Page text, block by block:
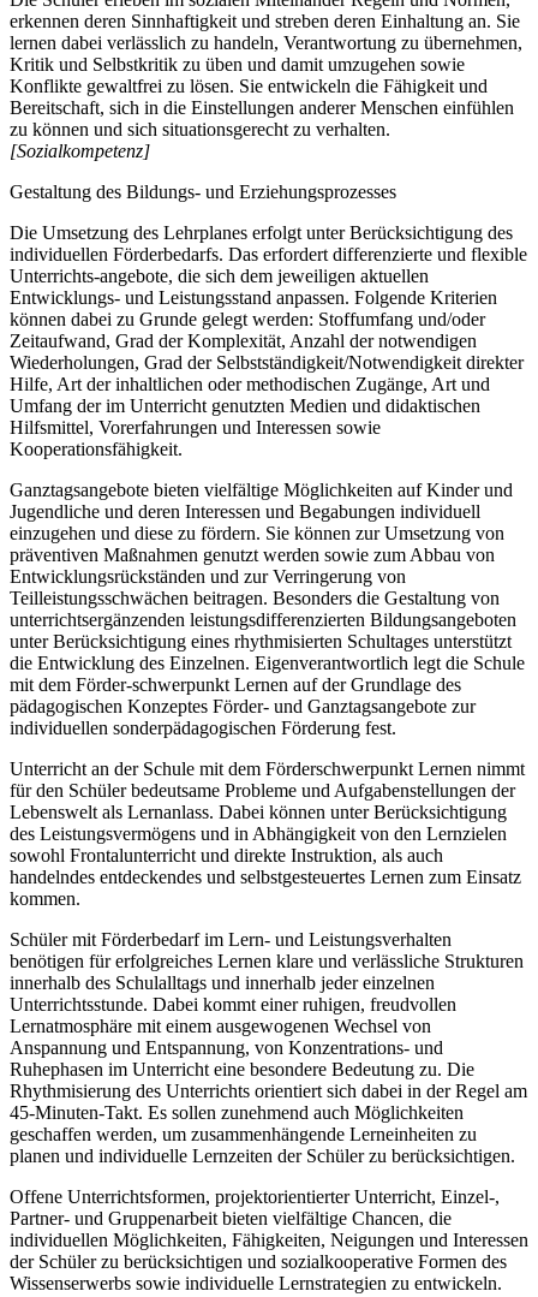
erkennen deren Sinnhaftigkeit und streben deren Einhaltung an. Sie
lernen dabei verlässlich zu handeln, Verantwortung zu übernehmen,
Kritik und Selbstkritik zu üben und damit umzugehen sowie
Konflikte gewaltfrei zu lösen. Sie entwickeln die Fähigkeit und
Bereitschaft, sich in die Einstellungen anderer Menschen einfühlen
zu können und sich situationsgerecht zu verhalten.
[Sozialkompetenz]
Gestaltung des Bildungs- und Erziehungsprozesses
Die Umsetzung des Lehrplanes erfolgt unter Berücksichtigung des
individuellen Förderbedarfs. Das erfordert differenzierte und flexible
Unterrichts-angebote, die sich dem jeweiligen aktuellen
Entwicklungs- und Leistungsstand anpassen. Folgende Kriterien
können dabei zu Grunde gelegt werden: Stoffumfang und/oder
Zeitaufwand, Grad der Komplexität, Anzahl der notwendigen
Wiederholungen, Grad der Selbstständigkeit/Notwendigkeit direkter
Hilfe, Art der inhaltlichen oder methodischen Zugänge, Art und
Umfang der im Unterricht genutzten Medien und didaktischen
Hilfsmittel, Vorerfahrungen und Interessen sowie
Kooperationsfähigkeit.
Ganztagsangebote bieten vielfältige Möglichkeiten auf Kinder und
Jugendliche und deren Interessen und Begabungen individuell
einzugehen und diese zu fördern. Sie können zur Umsetzung von
präventiven Maßnahmen genutzt werden sowie zum Abbau von
Entwicklungsrückständen und zur Verringerung von
Teilleistungsschwächen beitragen. Besonders die Gestaltung von
unterrichtsergänzenden leistungsdifferenzierten Bildungsangeboten
unter Berücksichtigung eines rhythmisierten Schultages unterstützt
die Entwicklung des Einzelnen. Eigenverantwortlich legt die Schule
mit dem Förder-schwerpunkt Lernen auf der Grundlage des
pädagogischen Konzeptes Förder- und Ganztagsangebote zur
individuellen sonderpädagogischen Förderung fest.
Unterricht an der Schule mit dem Förderschwerpunkt Lernen nimmt
für den Schüler bedeutsame Probleme und Aufgabenstellungen der
Lebenswelt als Lernanlass. Dabei können unter Berücksichtigung
des Leistungsvermögens und in Abhängigkeit von den Lernzielen
sowohl Frontalunterricht und direkte Instruktion, als auch
handelndes entdeckendes und selbstgesteuertes Lernen zum Einsatz
kommen.
Schüler mit Förderbedarf im Lern- und Leistungsverhalten
benötigen für erfolgreiches Lernen klare und verlässliche Strukturen
innerhalb des Schulalltags und innerhalb jeder einzelnen
Unterrichtsstunde. Dabei kommt einer ruhigen, freudvollen
Lernatmosphäre mit einem ausgewogenen Wechsel von
Anspannung und Entspannung, von Konzentrations- und
Ruhephasen im Unterricht eine besondere Bedeutung zu. Die
Rhythmisierung des Unterrichts orientiert sich dabei in der Regel am
45-Minuten-Takt. Es sollen zunehmend auch Möglichkeiten
geschaffen werden, um zusammenhängende Lerneinheiten zu
planen und individuelle Lernzeiten der Schüler zu berücksichtigen.
Offene Unterrichtsformen, projektorientierter Unterricht, Einzel-,
Partner- und Gruppenarbeit bieten vielfältige Chancen, die
individuellen Möglichkeiten, Fähigkeiten, Neigungen und Interessen
der Schüler zu berücksichtigen und sozialkooperative Formen des
Wissenserwerbs sowie individuelle Lernstrategien zu entwickeln.